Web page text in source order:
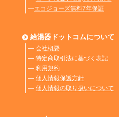
―エコジョーズ無料7年保証
給湯器ドットコムについて
― 会社概要
― 特定商取引法に基づく表記
― 利用規約
― 個人情報保護方針
― 個人情報の取り扱いについて